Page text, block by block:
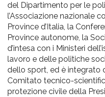
del Dipartimento per le
l’Associazione nazionale
Province d’Italia, la
Province autonome, la
d’intesa con i Ministeri
lavoro e delle politiche
dello sport, ed è integrato
Comitato tecnico-
protezione civile della